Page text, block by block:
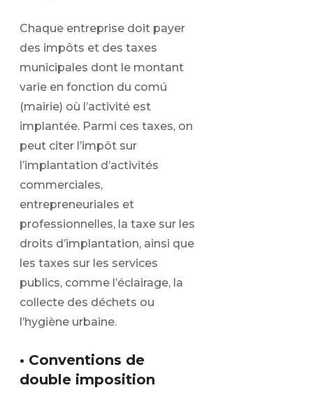
Chaque entreprise doit payer
des impôts et des taxes
municipales dont le montant
varie en fonction du comú
(mairie) où l’activité est
implantée. Parmi ces taxes, on
peut citer l’impôt sur
l’implantation d’activités
commerciales,
entrepreneuriales et
professionnelles, la taxe sur les
droits d’implantation, ainsi que
les taxes sur les services
publics, comme l’éclairage, la
collecte des déchets ou
l’hygiène urbaine.
• Conventions de
double imposition